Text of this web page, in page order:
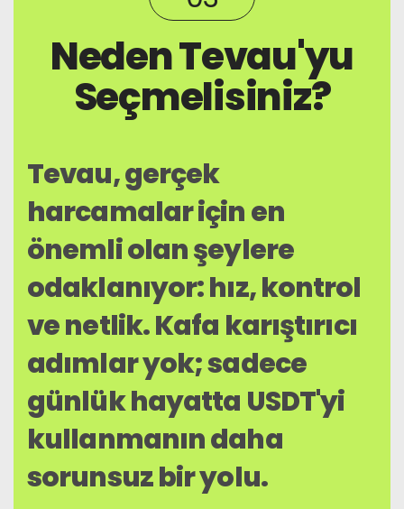
Neden Tevau'yu
Seçmelisiniz?
Tevau, gerçek
harcamalar için en
önemli olan şeylere
odaklanıyor: hız, kontrol
ve netlik. Kafa karıştırıcı
adımlar yok; sadece
günlük hayatta USDT'yi
kullanmanın daha
sorunsuz bir yolu.